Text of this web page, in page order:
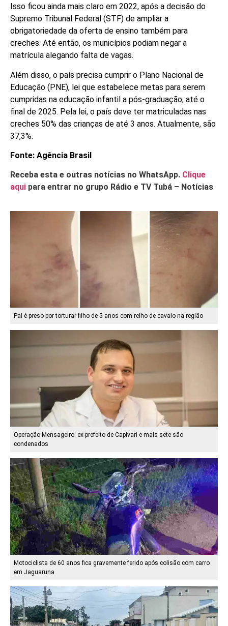
Isso ficou ainda mais claro em 2022, após a decisão do
Supremo Tribunal Federal (STF) de ampliar a
obrigatoriedade da oferta de ensino também para
creches. Até então, os municípios podiam negar a
matrícula alegando falta de vagas.
Além disso, o país precisa cumprir o Plano Nacional de
Educação (PNE), lei que estabelece metas para serem
cumpridas na educação infantil a pós-graduação, até o
final de 2025. Pela lei, o país deve ter matriculadas nas
creches 50% das crianças de até 3 anos. Atualmente, são
37,3%.
Fonte: Agência Brasil
Receba esta e outras notícias no WhatsApp. Clique
aqui para entrar no grupo Rádio e TV Tubá – Notícias
Pai é preso por torturar filho de 5 anos com relho de cavalo na região
Operação Mensageiro: ex-prefeito de Capivari e mais sete são
condenados
Motociclista de 60 anos fica gravemente ferido após colisão com carro
em Jaguaruna